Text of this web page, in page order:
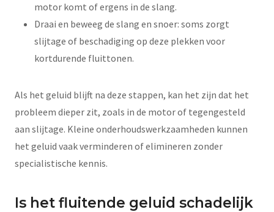
motor komt of ergens in de slang.
Draai en beweeg de slang en snoer: soms zorgt
slijtage of beschadiging op deze plekken voor
kortdurende fluittonen.
Als het geluid blijft na deze stappen, kan het zijn dat het
probleem dieper zit, zoals in de motor of tegengesteld
aan slijtage. Kleine onderhoudswerkzaamheden kunnen
het geluid vaak verminderen of elimineren zonder
specialistische kennis.
Is het fluitende geluid schadelijk